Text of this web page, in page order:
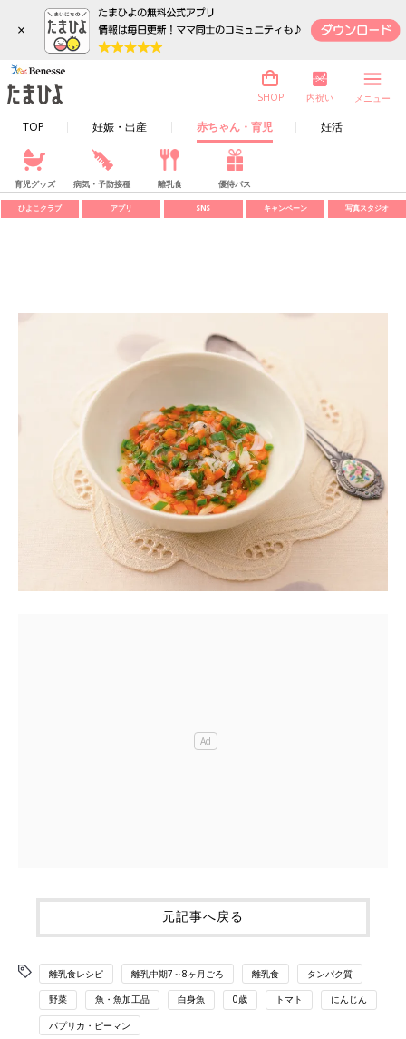
×
TOP 妊娠・出産 赤ちゃん・育児 妊活
SHOP 内祝い メニュー
育児グッズ 病気・予防接種 離乳食 優待パス
ひよこクラブ アプリ SNS キャンペーン 写真スタジオ
元記事へ戻る
離乳食レシピ 離乳中期7～8ヶ月ごろ 離乳食 タンパク質
野菜 魚・魚加工品 白身魚 0歳 トマト にんじん
パプリカ・ピーマン